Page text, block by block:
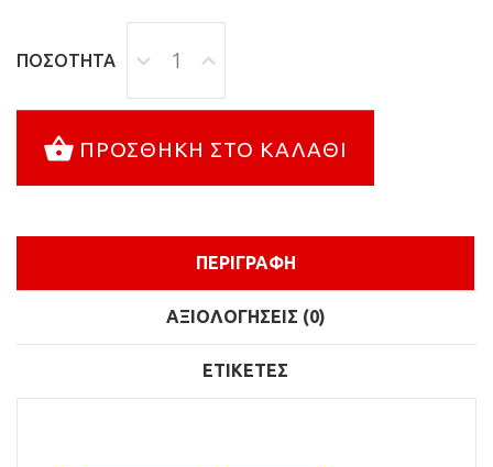
ΠΟΣΌΤΗΤΑ
ΠΡΟΣΘΉΚΗ ΣΤΟ ΚΑΛΆΘΙ
ΠΕΡΙΓΡΑΦΉ
ΑΞΙΟΛΟΓΉΣΕΙΣ (0)
ΕΤΙΚΈΤΕΣ